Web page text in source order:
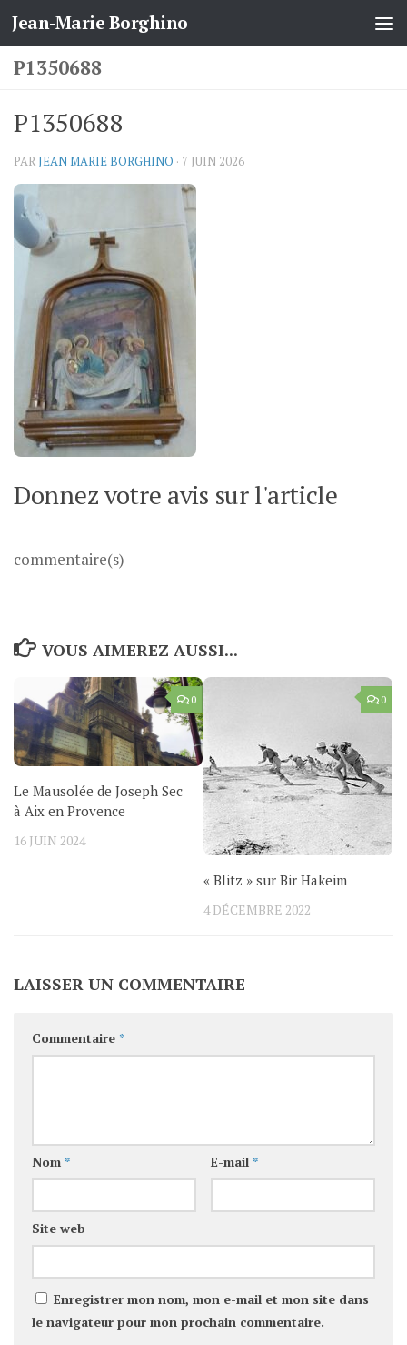
Skip to content
Jean-Marie Borghino
P1350688
P1350688
PARJEAN MARIE BORGHINO · 7 JUIN 2026
Donnez votre avis sur l'article
commentaire(s)
VOUS AIMEREZ AUSSI...
0
Le Mausolée de Joseph Sec
à Aix en Provence
16 JUIN 2024
0
« Blitz » sur Bir Hakeim
4 DÉCEMBRE 2022
LAISSER UN COMMENTAIRE
Commentaire *
Nom * E-mail *
Site web
Enregistrer mon nom, mon e-mail et mon site dans
le navigateur pour mon prochain commentaire.